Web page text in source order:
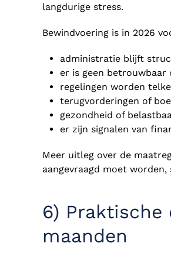
langdurige stress.
Bewindvoering is in 2026
administratie blijft
er is geen betrouwbaar
regelingen worden
terugvorderingen of
gezondheid of
er zijn signalen van
Meer uitleg over de
aangevraagd moet
6)
maanden